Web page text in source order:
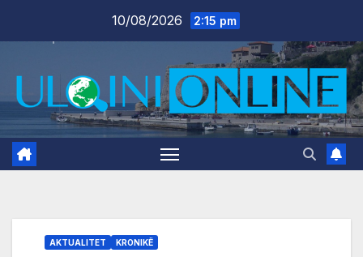
10/08/2026 2:15 pm
AKTUALITET KRONIKË